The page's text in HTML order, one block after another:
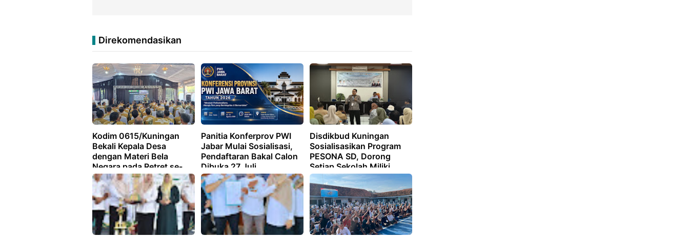
Direkomendasikan
Kodim 0615/Kuningan
Bekali Kepala Desa
dengan Materi Bela
Negara pada Retret se-
Kabupaten Kuningan
Panitia Konferprov PWI
Jabar Mulai Sosialisasi,
Pendaftaran Bakal Calon
Dibuka 27 Juli
Disdikbud Kuningan
Sosialisasikan Program
PESONA SD, Dorong
Setiap Sekolah Miliki
Identitas dan Keunggulan